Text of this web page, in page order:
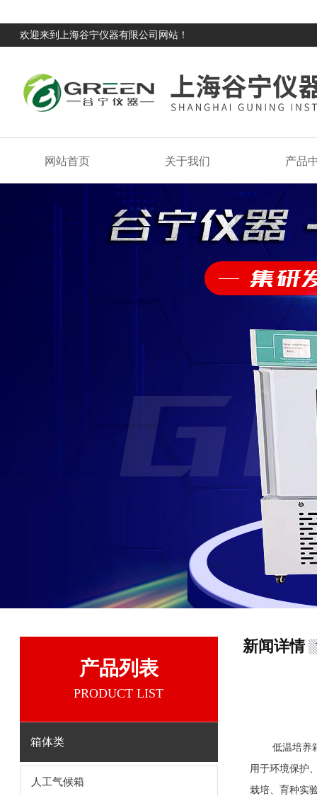
欢迎来到上海谷宁仪器有限公司网站！
网站首页 关于我们 产品
产品列表
PRODUCT LIST
箱体类
人工气候箱
新闻详情
低温培养
用于环境保护
栽培、育种实